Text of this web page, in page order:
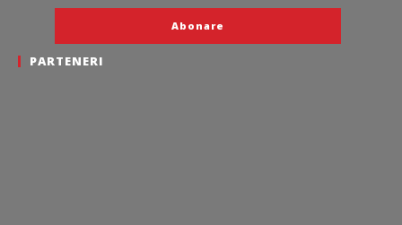
PARTENERI